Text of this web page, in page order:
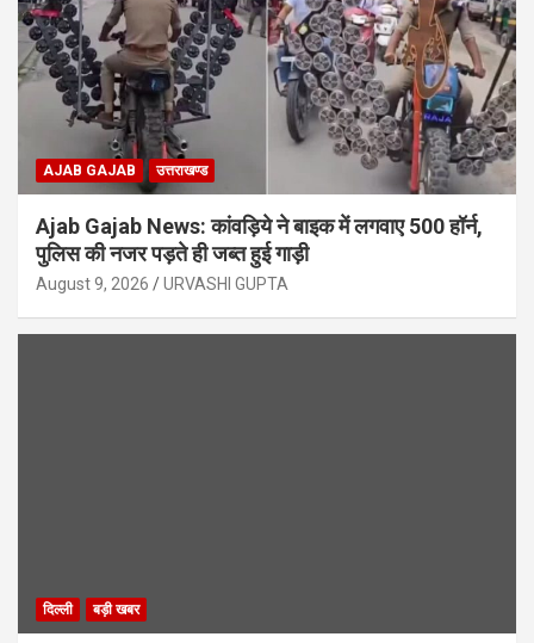
AJAB GAJAB उत्तराखण्ड
Ajab Gajab News: कांवड़िये ने बाइक में लगवाए 500 हॉर्न,
पुलिस की नजर पड़ते ही जब्त हुई गाड़ी
August 9, 2026 URVASHI GUPTA
दिल्ली बड़ी खबर